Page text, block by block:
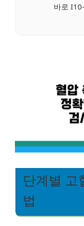
바로
단계별 고
법